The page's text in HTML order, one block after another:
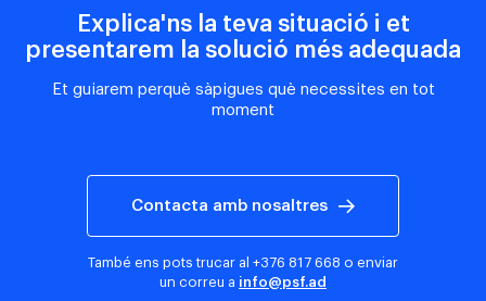
Explica'ns la teva situació i et
presentarem la solució més adequada
Et guiarem perquè sàpigues què necessites en tot
moment
Contacta amb nosaltres
També ens pots trucar al +376 817 668 o enviar
un correu a info@psf.ad